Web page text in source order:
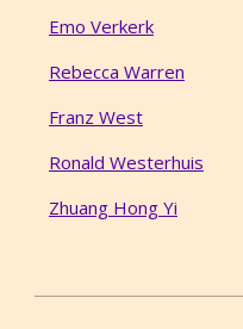
Emo Verkerk
Rebecca Warren
Franz West
Ronald Westerhuis
Zhuang Hong Yi